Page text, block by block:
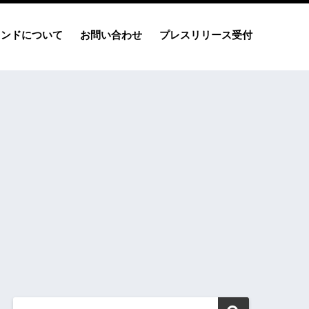
ドについて お問い合わせ プレスリリース受付